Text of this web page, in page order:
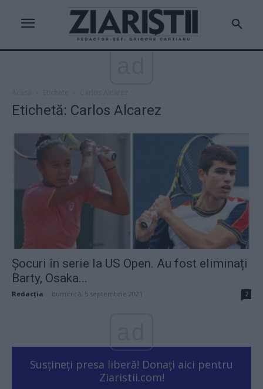
Etichetă: Carlos Alcarez
Șocuri în serie la US Open. Au fost eliminați
Barty, Osaka...
Redacţia duminică, 5 septembrie 2021 2
Susțineți presa liberă! Donați aici pentru
Ziaristii.com!